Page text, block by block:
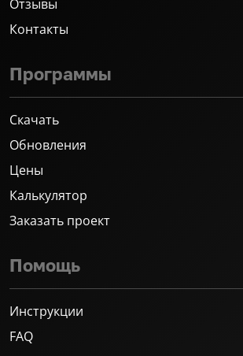
Отзывы
Контакты
Программы
Скачать
Обновления
Цены
Калькулятор
Заказать проект
Помощь
Инструкции
FAQ